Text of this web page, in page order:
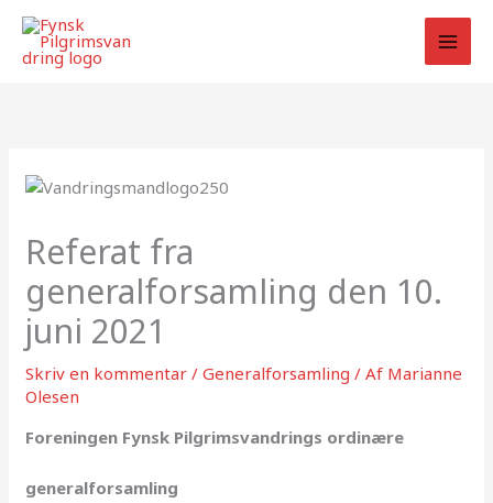
indholdet
Referat fra
generalforsamling den 10.
juni 2021
Skriv en kommentar /Generalforsamling / Af Marianne
Olesen
Foreningen Fynsk Pilgrimsvandrings ordinære
generalforsamling